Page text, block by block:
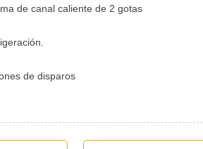
de canal caliente de 2 gotas
de disparos